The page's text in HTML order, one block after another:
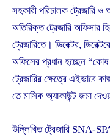
সহকারী পরিচালক ট্রেজারি ও
অতিরিক্ত ট্রেজারি অফিসার
ট্রেজারিতে। ডিরেক্টর,
অফিসের প্রধান হচ্ছেন “কোষ
ট্রেজারির ক্ষেত্রে এইভাবে
তে মাসিক অ্যাকাউন্ট জমা
উল্লিখিত ট্রেজারি SNA-